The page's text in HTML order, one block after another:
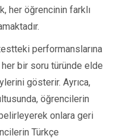
her öğrencinin farklı
performanslarına
her bir soru türünde elde
gösterir. Ayrıca,
öğrencilerin
onlara geri
Türkçe